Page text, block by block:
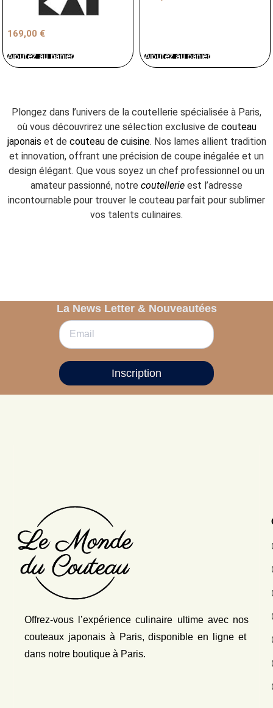
169,00 €
Ajoutez au panier Ajoutez au panier
Plongez dans l’univers de la coutellerie spécialisée à Paris,
où vous découvrirez une sélection exclusive de couteau
japonais et de couteau de cuisine. Nos lames allient tradition
et innovation, offrant une précision de coupe inégalée et un
design élégant. Que vous soyez un chef professionnel ou un
amateur passionné, notre coutellerie est l’adresse
incontournable pour trouver le couteau parfait pour sublimer
vos talents culinaires.
La News Letter & Nouveautées
Inscription
Offrez-vous l’expérience culinaire ultime avec nos
couteaux japonais à Paris, disponible en ligne et
dans notre boutique à Paris.